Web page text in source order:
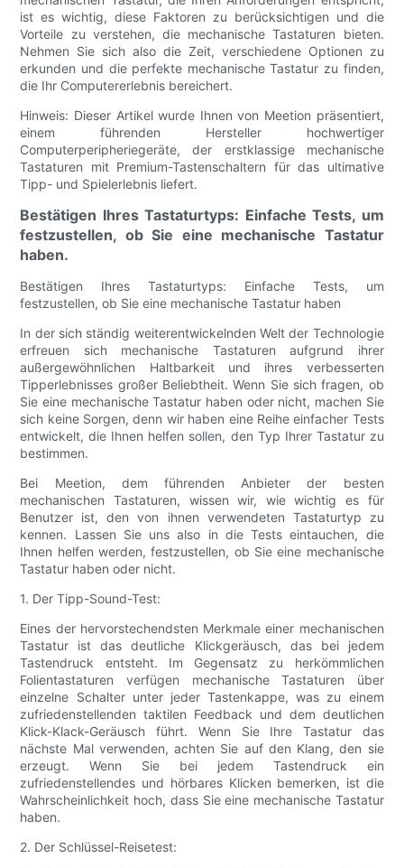
ist es wichtig, diese Faktoren zu berücksichtigen und die
Vorteile zu verstehen, die mechanische Tastaturen bieten.
Nehmen Sie sich also die Zeit, verschiedene Optionen zu
erkunden und die perfekte mechanische Tastatur zu finden,
die Ihr Computererlebnis bereichert.
Hinweis: Dieser Artikel wurde Ihnen von Meetion präsentiert,
einem führenden Hersteller hochwertiger
Computerperipheriegeräte, der erstklassige mechanische
Tastaturen mit Premium-Tastenschaltern für das ultimative
Tipp- und Spielerlebnis liefert.
Bestätigen Ihres Tastaturtyps: Einfache Tests, um
festzustellen, ob Sie eine mechanische Tastatur
haben.
Bestätigen Ihres Tastaturtyps: Einfache Tests, um
festzustellen, ob Sie eine mechanische Tastatur haben
In der sich ständig weiterentwickelnden Welt der Technologie
erfreuen sich mechanische Tastaturen aufgrund ihrer
außergewöhnlichen Haltbarkeit und ihres verbesserten
Tipperlebnisses großer Beliebtheit. Wenn Sie sich fragen, ob
Sie eine mechanische Tastatur haben oder nicht, machen Sie
sich keine Sorgen, denn wir haben eine Reihe einfacher Tests
entwickelt, die Ihnen helfen sollen, den Typ Ihrer Tastatur zu
bestimmen.
Bei Meetion, dem führenden Anbieter der besten
mechanischen Tastaturen, wissen wir, wie wichtig es für
Benutzer ist, den von ihnen verwendeten Tastaturtyp zu
kennen. Lassen Sie uns also in die Tests eintauchen, die
Ihnen helfen werden, festzustellen, ob Sie eine mechanische
Tastatur haben oder nicht.
1. Der Tipp-Sound-Test:
Eines der hervorstechendsten Merkmale einer mechanischen
Tastatur ist das deutliche Klickgeräusch, das bei jedem
Tastendruck entsteht. Im Gegensatz zu herkömmlichen
Folientastaturen verfügen mechanische Tastaturen über
einzelne Schalter unter jeder Tastenkappe, was zu einem
zufriedenstellenden taktilen Feedback und dem deutlichen
Klick-Klack-Geräusch führt. Wenn Sie Ihre Tastatur das
nächste Mal verwenden, achten Sie auf den Klang, den sie
erzeugt. Wenn Sie bei jedem Tastendruck ein
zufriedenstellendes und hörbares Klicken bemerken, ist die
Wahrscheinlichkeit hoch, dass Sie eine mechanische Tastatur
haben.
2. Der Schlüssel-Reisetest: